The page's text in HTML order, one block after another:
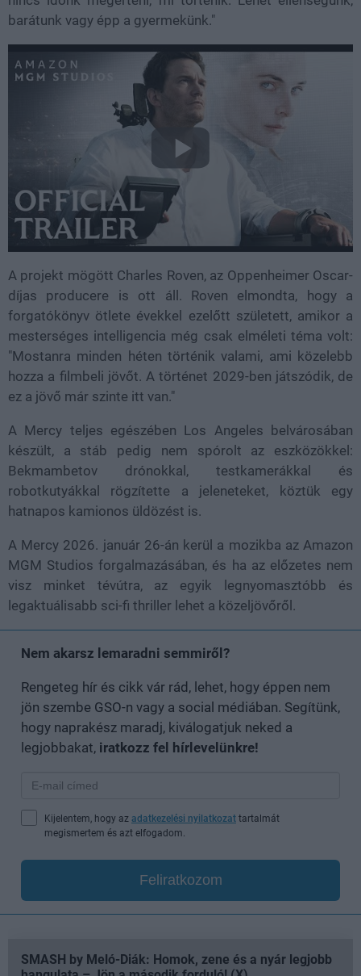
barátunk vagy épp a gyermekünk."
A projekt mögött Charles Roven, az Oppenheimer Oscar-
díjas producere is ott áll. Roven elmondta, hogy a
forgatókönyv ötlete évekkel ezelőtt született, amikor a
mesterséges intelligencia még csak elméleti téma volt:
"Mostanra minden héten történik valami, ami közelebb
hozza a filmbeli jövőt. A történet 2029-ben játszódik, de
ez a jövő már szinte itt van."
A Mercy teljes egészében Los Angeles belvárosában
készült, a stáb pedig nem spórolt az eszközökkel:
Bekmambetov drónokkal, testkamerákkal és
robotkutyákkal rögzítette a jeleneteket, köztük egy
hatnapos kamionos üldözést is.
A Mercy 2026. január 26-án kerül a mozikba az Amazon
MGM Studios forgalmazásában, és ha az előzetes nem
visz minket tévútra, az egyik legnyomasztóbb és
legaktuálisabb sci-fi thriller lehet a közeljövőről.
Nem akarsz lemaradni semmiről?
Rengeteg hír és cikk vár rád, lehet, hogy éppen nem
jön szembe GSO-n vagy a social médiában. Segítünk,
hogy naprakész maradj, kiválogatjuk neked a
legjobbakat, iratkozz fel hírlevelünkre!
Kijelentem, hogy az adatkezelési nyilatkozat tartalmát
megismertem és azt elfogadom.
Feliratkozom
SMASH by Meló-Diák: Homok, zene és a nyár legjobb